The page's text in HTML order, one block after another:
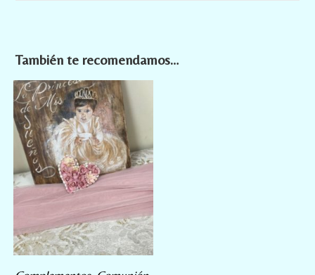
También te recomendamos…